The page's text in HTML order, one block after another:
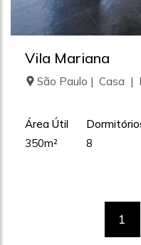
Vila Mariana
São Paulo | Casa |
Área Útil
350m²
8
1